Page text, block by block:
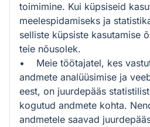
toimimine. Kui küpsiseid
meelespidamiseks ja
selliste küpsiste kasutamise
teie nõusolek.
• Meie töötajatel, kes
andmete analüüsimise ja
eest, on juurdepääs
kogutud andmete kohta.
andmetele saavad